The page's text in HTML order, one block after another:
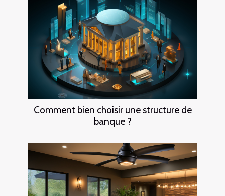
Comment bien choisir une structure de
banque ?